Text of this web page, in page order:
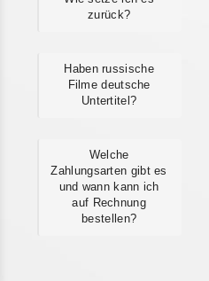
zurück?
Haben russische
Filme deutsche
Untertitel?
Welche
Zahlungsarten gibt es
und wann kann ich
auf Rechnung
bestellen?